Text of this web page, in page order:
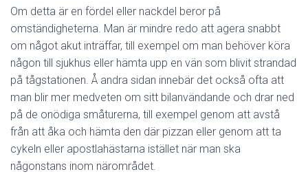
Om detta är en fördel eller nackdel beror på
omständigheterna. Man är mindre redo att agera snabbt
om något akut inträffar, till exempel om man behöver köra
någon till sjukhus eller hämta upp en vän som blivit strandad
på tågstationen. Å andra sidan innebär det också ofta att
man blir mer medveten om sitt bilanvändande och drar ned
på de onödiga småturerna, till exempel genom att avstå
från att åka och hämta den där pizzan eller genom att ta
cykeln eller apostlahästarna istället när man ska
någonstans inom närområdet.